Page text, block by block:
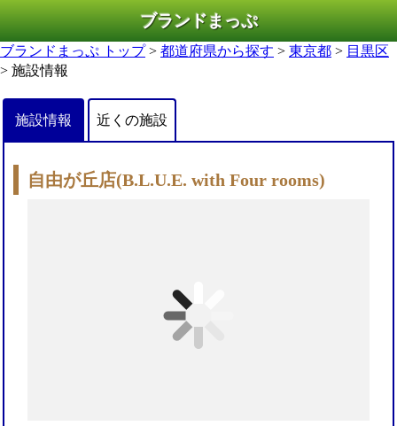
ブランドまっぷ
ブランドまっぷ トップ> 都道府県から探す > 東京都 > 目黒区
> 施設情報
施設情報 近くの施設
自由が丘店(B.L.U.E. with Four rooms)